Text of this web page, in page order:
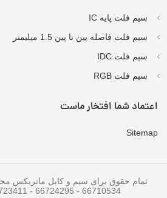
سیم فلت پایه IC
سیم فلت فاصله پین تا پین 1.5 میلیمتر
سیم فلت IDC
سیم فلت RGB
اعتماد شما افتخار ماست
Sitemap
تمام حقوق برای سیم و کابل ماتریکس
66710534 - 66724295 - 66723411 - 66723379